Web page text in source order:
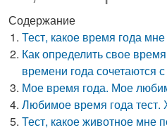
Содержание
Тест, какое время года
Как определить свое
времени года сочетаются
Мое время года. Мое
Любимое время года тест.
Тест, какое животное мне